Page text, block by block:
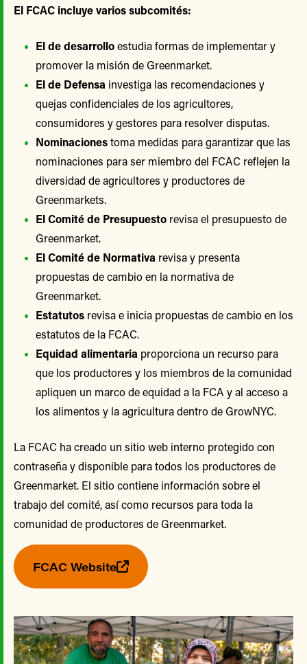
El FCAC incluye varios subcomités:
El de desarrolloestudia formas de implementar y
promover la misión de Greenmarket.
El de Defensa investiga las recomendaciones y
quejas confidenciales de los agricultores,
consumidores y gestores para resolver disputas.
Nominacionestoma medidas para garantizar que las
nominaciones para ser miembro del FCAC reflejen la
diversidad de agricultores y productores de
Greenmarkets.
El Comité de Presupuesto revisa el presupuesto de
Greenmarket.
El Comité de Normativa revisa y presenta
propuestas de cambio en la normativa de
Greenmarket.
Estatutos revisa e inicia propuestas de cambio en los
estatutos de la FCAC.
Equidad alimentaria proporciona un recurso para
que los productores y los miembros de la comunidad
apliquen un marco de equidad a la FCA y al acceso a
los alimentos y la agricultura dentro de GrowNYC.
La FCAC ha creado un sitio web interno protegido con
contraseña y disponible para todos los productores de
Greenmarket. El sitio contiene información sobre el
trabajo del comité, así como recursos para toda la
comunidad de productores de Greenmarket.
FCAC Website